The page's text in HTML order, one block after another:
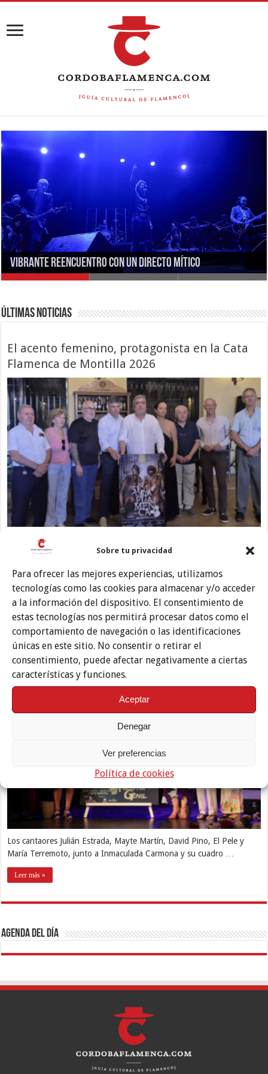
Sobre tu privacidad
Para ofrecer las mejores experiencias, utilizamos
tecnologías como las cookies para almacenar y/o acceder
a la información del dispositivo. El consentimiento de
estas tecnologías nos permitirá procesar datos como el
comportamiento de navegación o las identificaciones
únicas en este sitio. No consentir o retirar el
consentimiento, puede afectar negativamente a ciertas
características y funciones.
Aceptar
Denegar
Ver preferencias
Política de cookies
Vibrante reencuentro con un directo mítico
Descafeinado homenaje al legado de Paco de Lucía
Reivindicaciones de alto voltaje
Últimas noticias
El acento femenino, protagonista en la Cata
Flamenca de Montilla 2026
La Cata Flamenca de Montilla abre un nuevo capítulo en su
trayectoria tras haber celebrado ya su medio siglo de …
Leer más »
Puente Genil rinde honores a Fosforito en su
Festival de Cante Grande
Los cantaores Julián Estrada, Mayte Martín, David Pino, El Pele y
María Terremoto, junto a Inmaculada Carmona y su cuadro …
Leer más »
Agenda del día